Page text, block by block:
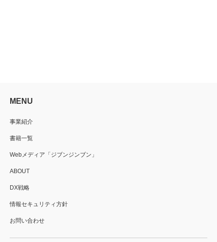
MENU
事業紹介
書籍一覧
Webメディア「ジブンジンブン」
ABOUT
DX戦略
情報セキュリティ方針
お問い合わせ